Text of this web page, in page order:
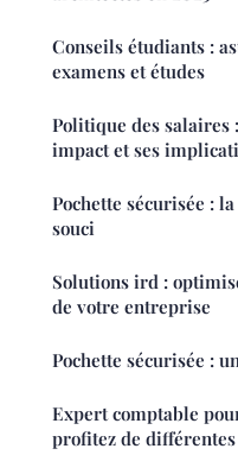
Conseils étudiants :
examens et études
Politique des salaires
impact et ses
Pochette sécurisée :
souci
Solutions ird :
de votre entreprise
Pochette sécurisée :
Expert comptable
profitez de